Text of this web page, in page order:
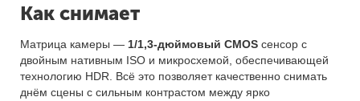
Как снимает
Матрица камеры — 1/1,3-дюймовый CMOS сенсор с
двойным нативным ISO и микросхемой, обеспечивающей
технологию HDR. Всё это позволяет качественно снимать
днём сцены с сильным контрастом между ярко